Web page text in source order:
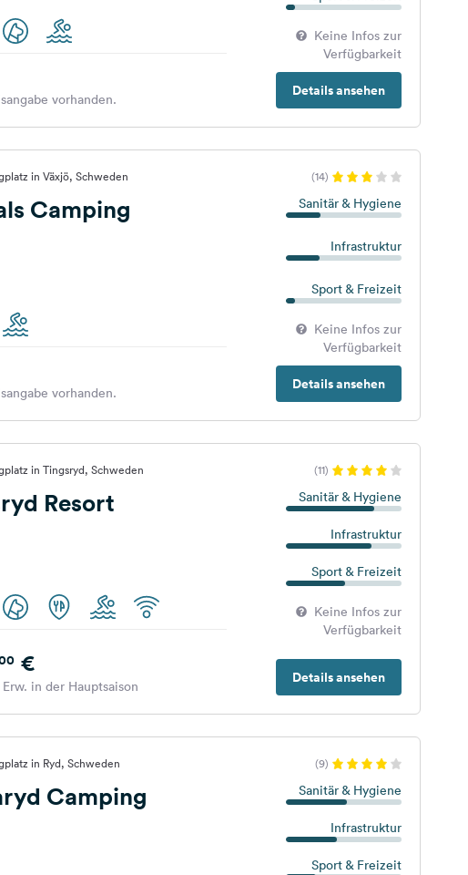
Keine Infos zur
Verfügbarkeit
Details ansehen
vorhanden.
in Växjö, Schweden (14)
Camping Sanitär & Hygiene
Infrastruktur
Sport & Freizeit
Keine Infos zur
Verfügbarkeit
Details ansehen
vorhanden.
in Tingsryd, Schweden (11)
Resort Sanitär & Hygiene
Infrastruktur
Sport & Freizeit
Keine Infos zur
Verfügbarkeit
Details ansehen
€
in der Hauptsaison
in Ryd, Schweden (9)
Camping Sanitär & Hygiene
Infrastruktur
Sport & Freizeit